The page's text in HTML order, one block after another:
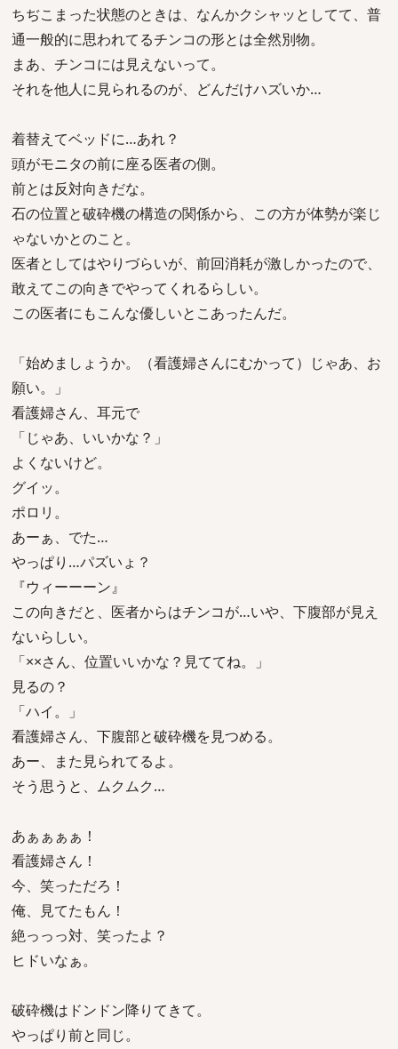
ちぢこまった状態のときは、なんかクシャッとしてて、普
通一般的に思われてるチンコの形とは全然別物。
まあ、チンコには見えないって。
それを他人に見られるのが、どんだけハズいか…
着替えてベッドに…あれ？
頭がモニタの前に座る医者の側。
前とは反対向きだな。
石の位置と破砕機の構造の関係から、この方が体勢が楽じ
ゃないかとのこと。
医者としてはやりづらいが、前回消耗が激しかったので、
敢えてこの向きでやってくれるらしい。
この医者にもこんな優しいとこあったんだ。
「始めましょうか。（看護婦さんにむかって）じゃあ、お
願い。」
看護婦さん、耳元で
「じゃあ、いいかな？」
よくないけど。
グイッ。
ポロリ。
あーぁ、でた…
やっぱり…パズいょ？
『ウィーーーン』
この向きだと、医者からはチンコが…いや、下腹部が見え
ないらしい。
「××さん、位置いいかな？見ててね。」
見るの？
「ハイ。」
看護婦さん、下腹部と破砕機を見つめる。
あー、また見られてるよ。
そう思うと、ムクムク…
あぁぁぁぁ！
看護婦さん！
今、笑っただろ！
俺、見てたもん！
絶っっっ対、笑ったよ？
ヒドいなぁ。
破砕機はドンドン降りてきて。
やっぱり前と同じ。